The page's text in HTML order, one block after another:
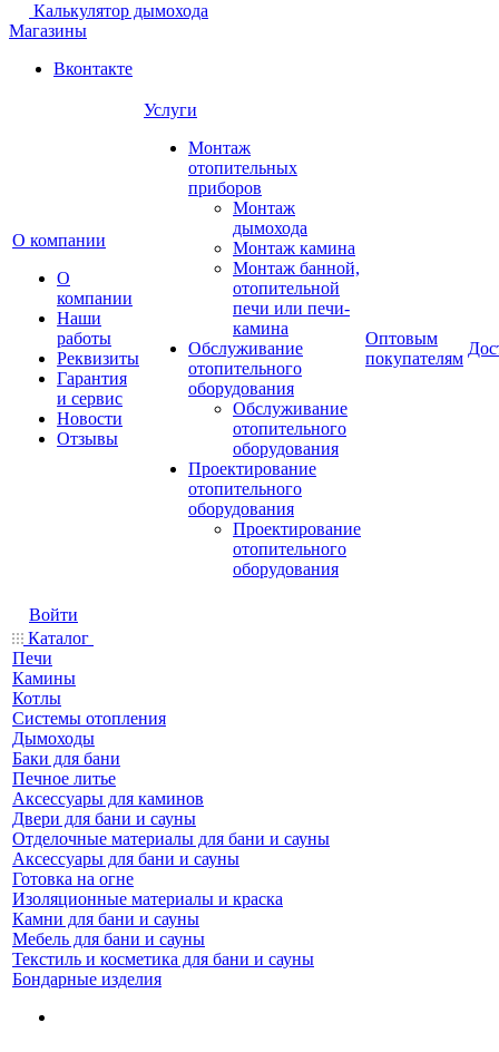
Калькулятор дымохода
Магазины
Вконтакте
О компании
О
компании
Наши
работы
Реквизиты
Гарантия
и сервис
Новости
Отзывы
Услуги
Монтаж
отопительных
приборов
Монтаж
дымохода
Монтаж камина
Монтаж банной,
отопительной
печи или печи-
камина
Обслуживание
отопительного
оборудования
Обслуживание
отопительного
оборудования
Проектирование
отопительного
оборудования
Проектирование
отопительного
оборудования
Оптовым
покупателям
Войти
Каталог
Печи
Камины
Котлы
Системы отопления
Дымоходы
Баки для бани
Печное литье
Аксессуары для каминов
Двери для бани и сауны
Отделочные материалы для бани и сауны
Аксессуары для бани и сауны
Готовка на огне
Изоляционные материалы и краска
Камни для бани и сауны
Мебель для бани и сауны
Текстиль и косметика для бани и сауны
Бондарные изделия